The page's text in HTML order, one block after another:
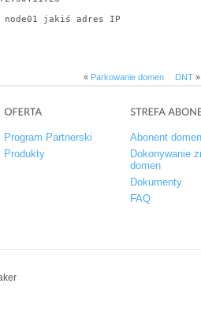
« Parkowanie domen DNT »
Program Partnerski
Produkty
Abonent
Dokonywanie
domen
Dokumenty
FAQ